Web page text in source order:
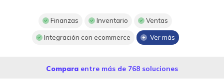
Finanzas Inventario Ventas
Integración con ecommerce Ver más
Compara entre más de 768 soluciones